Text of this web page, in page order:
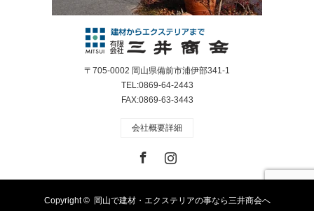
〒705-0002 岡山県備前市浦伊部341-1
TEL:0869-64-2443
FAX:0869-63-3443
会社概要詳細
Copyright © 岡山で建材・エクステリアの事なら三井商会へ